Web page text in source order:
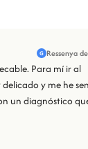
G Ressenya
Para mí ir al
y me he
un diagnóstico